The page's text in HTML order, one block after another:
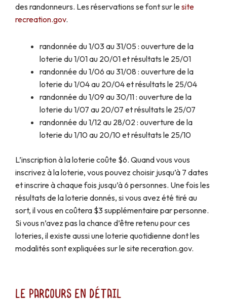
des randonneurs. Les réservations se font sur lesite
recreation.gov.
randonnée du 1/03 au 31/05 : ouverture de la
loterie du 1/01 au 20/01 et résultats le 25/01
randonnée du 1/06 au 31/08 : ouverture de la
loterie du 1/04 au 20/04 et résultats le 25/04
randonnée du 1/09 au 30/11 : ouverture de la
loterie du 1/07 au 20/07 et résultats le 25/07
randonnée du 1/12 au 28/02 : ouverture de la
loterie du 1/10 au 20/10 et résultats le 25/10
L’inscription à la loterie coûte $6. Quand vous vous
inscrivez à la loterie, vous pouvez choisir jusqu’à 7 dates
et inscrire à chaque fois jusqu’à 6 personnes. Une fois les
résultats de la loterie donnés, si vous avez été tiré au
sort, il vous en coûtera $3 supplémentaire par personne.
Si vous n’avez pas la chance d’être retenu pour ces
loteries, il existe aussi une loterie quotidienne dont les
modalités sont expliquées sur le site receration.gov.
Le parcours en détail